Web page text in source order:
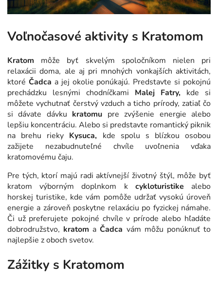
Voľnočasové aktivity s Kratomom
Kratom môže byť skvelým spoločníkom nielen pri
relaxácii doma, ale aj pri mnohých vonkajších aktivitách,
ktoré Čadca a jej okolie ponúkajú. Predstavte si pokojnú
prechádzku lesnými chodníčkami Malej Fatry, kde si
môžete vychutnať čerstvý vzduch a ticho prírody, zatiaľ čo
si dávate dávku kratomu pre zvýšenie energie alebo
lepšiu koncentráciu. Alebo si predstavte romantický piknik
na brehu rieky Kysuca, kde spolu s blízkou osobou
zažijete nezabudnuteľné chvíle uvoľnenia vďaka
kratomovému čaju.
Pre tých, ktorí majú radi aktívnejší životný štýl, môže byť
kratom výborným doplnkom k cykloturistike alebo
horskej turistike, kde vám pomôže udržať vysokú úroveň
energie a zároveň poskytne relaxáciu po fyzickej námahe.
Či už preferujete pokojné chvíle v prírode alebo hľadáte
dobrodružstvo, kratom aČadca vám môžu ponúknuť to
najlepšie z oboch svetov.
Zážitky s Kratomom